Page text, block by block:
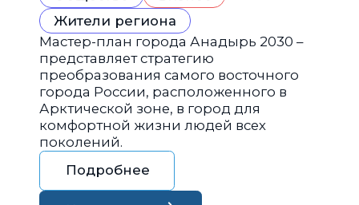
Жители региона
Мастер-план города Анадырь 2030 –
представляет стратегию
преобразования самого восточного
города России, расположенного в
Арктической зоне, в город для
комфортной жизни людей всех
поколений.
Подробнее